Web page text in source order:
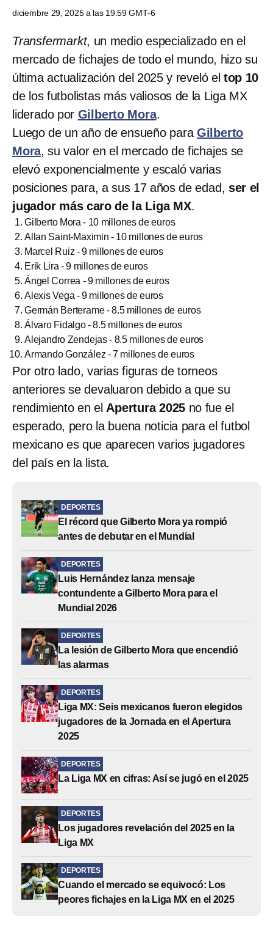
diciembre 29, 2025 a las 19:59 GMT-6
Transfermarkt, un medio especializado en el
mercado de fichajes de todo el mundo, hizo su
última actualización del 2025 y reveló el top 10
de los futbolistas más valiosos de la Liga MX
liderado por Gilberto Mora.
Luego de un año de ensueño para Gilberto
Mora, su valor en el mercado de fichajes se
elevó exponencialmente y escaló varias
posiciones para, a sus 17 años de edad, ser el
jugador más caro de la Liga MX.
Gilberto Mora - 10 millones de euros
Allan Saint-Maximin - 10 millones de euros
Marcel Ruiz - 9 millones de euros
Erik Lira - 9 millones de euros
Ángel Correa - 9 millones de euros
Alexis Vega - 9 millones de euros
Germán Berterame - 8.5 millones de euros
Álvaro Fidalgo - 8.5 millones de euros
Alejandro Zendejas - 8.5 millones de euros
Armando González - 7 millones de euros
Por otro lado, varias figuras de torneos
anteriores se devaluaron debido a que su
rendimiento en el Apertura 2025 no fue el
esperado, pero la buena noticia para el futbol
mexicano es que aparecen varios jugadores
del país en la lista.
DEPORTES
El récord que Gilberto Mora ya rompió
antes de debutar en el Mundial
DEPORTES
Luis Hernández lanza mensaje
contundente a Gilberto Mora para el
Mundial 2026
DEPORTES
La lesión de Gilberto Mora que encendió
las alarmas
DEPORTES
Liga MX: Seis mexicanos fueron elegidos
jugadores de la Jornada en el Apertura
2025
DEPORTES
La Liga MX en cifras: Así se jugó en el 2025
DEPORTES
Los jugadores revelación del 2025 en la
Liga MX
DEPORTES
Cuando el mercado se equivocó: Los
peores fichajes en la Liga MX en el 2025